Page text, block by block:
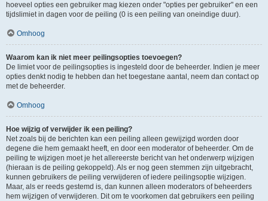
hoeveel opties een gebruiker mag kiezen onder "opties per gebruiker" en een
tijdslimiet in dagen voor de peiling (0 is een peiling van oneindige duur).
Omhoog
Waarom kan ik niet meer peilingsopties toevoegen?
De limiet voor de peilingsopties is ingesteld door de beheerder. Indien je meer
opties denkt nodig te hebben dan het toegestane aantal, neem dan contact op
met de beheerder.
Omhoog
Hoe wijzig of verwijder ik een peiling?
Net zoals bij de berichten kan een peiling alleen gewijzigd worden door
degene die hem gemaakt heeft, en door een moderator of beheerder. Om de
peiling te wijzigen moet je het allereerste bericht van het onderwerp wijzigen
(hieraan is de peiling gekoppeld). Als er nog geen stemmen zijn uitgebracht,
kunnen gebruikers de peiling verwijderen of iedere peilingsoptie wijzigen.
Maar, als er reeds gestemd is, dan kunnen alleen moderators of beheerders
hem wijzigen of verwijderen. Dit om te voorkomen dat gebruikers een peiling